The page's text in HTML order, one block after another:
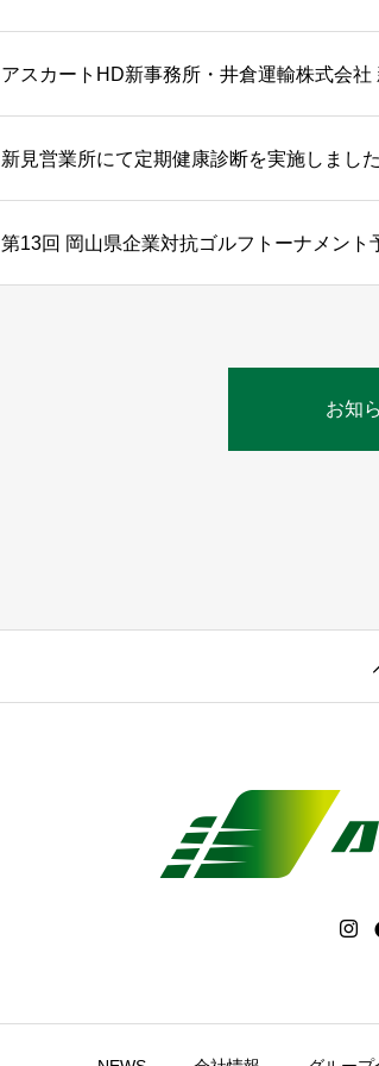
アスカートHD新事務所・井倉運輸株式会
新見営業所にて定期健康診断を実施しました
第13回 岡山県企業対抗ゴルフトーナメント
お知